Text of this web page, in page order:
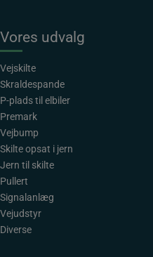
Vores udvalg
Vejskilte
Skraldespande
P-plads til elbiler
Premark
Vejbump
Skilte opsat i jern
Jern til skilte
Pullert
Signalanlæg
Vejudstyr
Diverse